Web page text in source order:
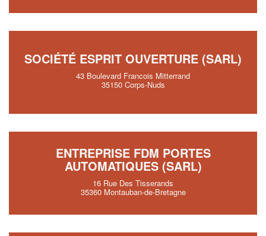
SOCIÉTÉ ESPRIT OUVERTURE (SARL)
43 Boulevard Francois Mitterrand
35150 Corps-Nuds
ENTREPRISE FDM PORTES
AUTOMATIQUES (SARL)
16 Rue Des Tisserands
35360 Montauban-de-Bretagne